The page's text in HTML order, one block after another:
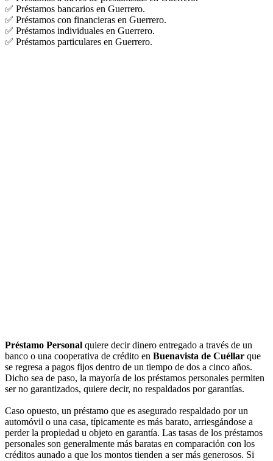
✅ Préstamos bancarios en Guerrero.
✅ Préstamos con financieras en Guerrero.
✅ Préstamos individuales en Guerrero.
✅ Préstamos particulares en Guerrero.
Préstamo Personal quiere decir dinero entregado a través de un
banco o una cooperativa de crédito en Buenavista de Cuéllar que
se regresa a pagos fijos dentro de un tiempo de dos a cinco años.
Dicho sea de paso, la mayoría de los préstamos personales permiten
ser no garantizados, quiere decir, no respaldados por garantías.
Caso opuesto, un préstamo que es asegurado respaldado por un
automóvil o una casa, típicamente es más barato, arriesgándose a
perder la propiedad u objeto en garantía. Las tasas de los préstamos
personales son generalmente más baratas en comparación con los
créditos aunado a que los montos tienden a ser más generosos. Si